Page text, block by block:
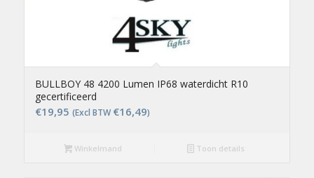
BULLBOY 48 4200 Lumen IP68 waterdicht R10
gecertificeerd
€19,95 (Excl BTW €16,49)
Winkelmand Toon details